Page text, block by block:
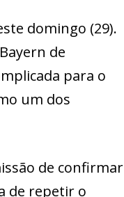
domingo (29).
de
para o
um dos
de confirmar
de repetir o